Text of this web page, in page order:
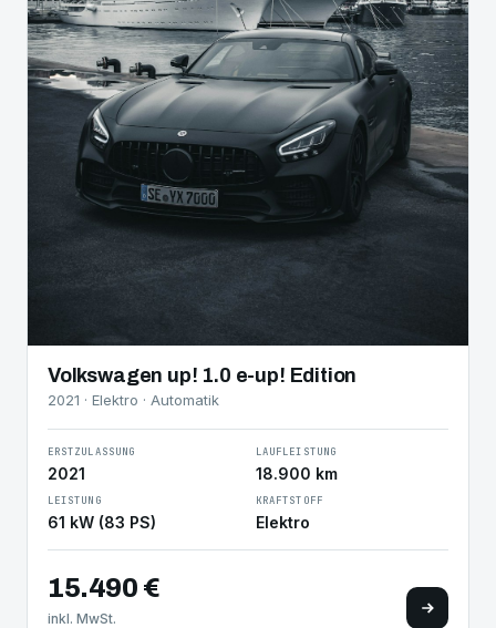
Volkswagen up! 1.0 e-up! Edition
2021 · Elektro · Automatik
ERSTZULASSUNG
2021
LAUFLEISTUNG
18.900 km
LEISTUNG
61 kW (83 PS)
KRAFTSTOFF
Elektro
15.490 €
inkl. MwSt.